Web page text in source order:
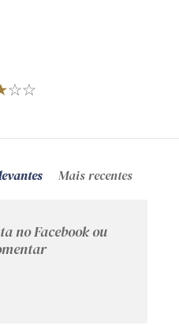
Mais recentes
no Facebook ou